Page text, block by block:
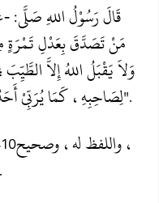
- :قَالَ رَسُوْلُ اللهِ صَلَّى
مَنْ تَصَدَّقَ بِعَدْلِ
وَلاَ يَقْبَلُ اللهُ إِلاَّ
لِصَاحِبِهِ، كَمَا يُرَبِّيْ".
، واللفظ له، وصحيح